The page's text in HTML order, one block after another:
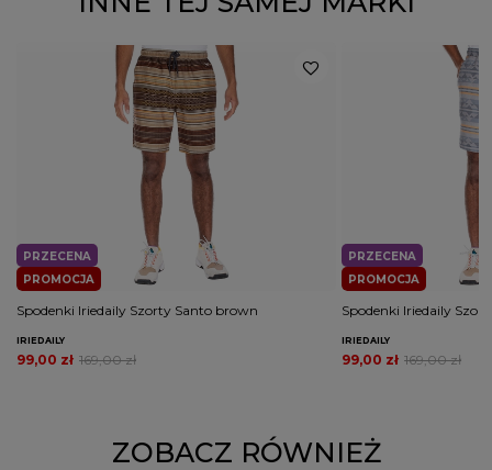
PROMOCJA
PRZECENA
Spodenki Iriedaily Szorty Santo brown
IRIEDAILY
169,00 zł
99,00 zł
PROMOCJA
PRZECENA
Spodenki Iriedaily
IRIEDAILY
169,00 zł
99,00 zł
ZOBACZ RÓWNIEŻ